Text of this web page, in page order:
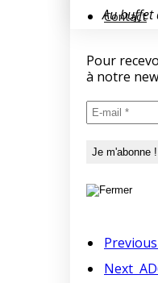
Contact
Au buffet
Pour
à notre
Previous
Next